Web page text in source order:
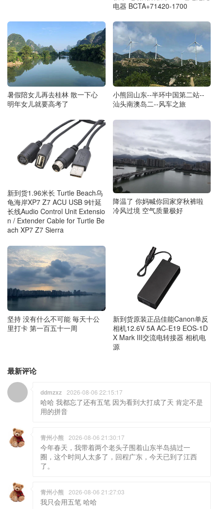
电器 BCTA+71420-1700
暑假陪女儿再去桂林 散一下心
明年女儿就要高考了
小熊回山东--半环中国第二站--
汕头南澳岛二--风车之旅
新到货1.96米长 Turtle Beach乌
龟海岸XP7 Z7 ACU USB 9针延
长线Audio Control Unit Extensio
n / Extender Cable for Turtle Be
ach XP7 Z7 Sierra
降温了 你妈喊你回家穿秋裤啦
冷风过境 空气质量极好
坚持 没有什么不可能 毎天十公
里打卡 第一百五十一周
新到货原装正品佳能Canon单反
相机12.6V 5A AC-E19 EOS-1D
X Mark III交流电转接器 相机电
源
最新评论
ddmzxz 2026-08-06 22:15:17
哈哈 我都忘了还有五笔 因为看到大打成了天 肯定不是
用的拼音
青州小熊 2026-08-06 21:30:17
今年春天，我带着两个老头子围着山东半岛搞过一
圈，这个时间人太多了，回程广东，今天已到了江西
了。
青州小熊 2026-08-06 21:27:03
我只会用五笔 哈哈